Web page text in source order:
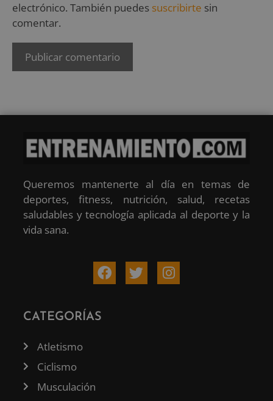
electrónico. También puedes suscribirte sin
comentar.
Queremos mantenerte al día en temas de
deportes, fitness, nutrición, salud, recetas
saludables y tecnología aplicada al deporte y la
vida sana.
CATEGORÍAS
Atletismo
Ciclismo
Musculación